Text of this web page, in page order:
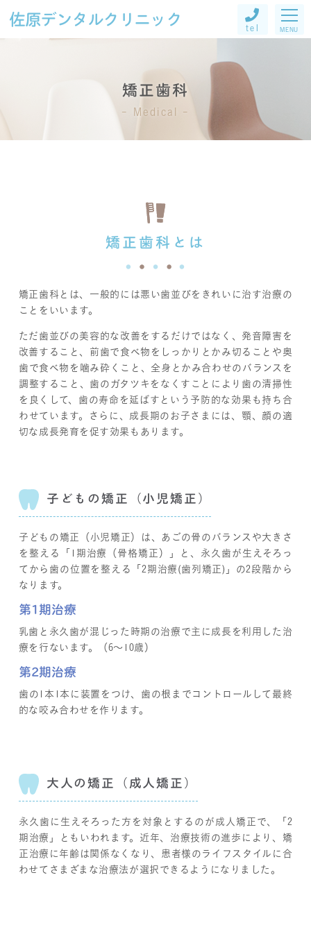
佐原デンタルクリニック
MENU
tel
矯正歯科
Medical
矯正歯科とは
矯正歯科とは、一般的には悪い歯並びをきれいに治す治療の
ことをいいます。
ただ歯並びの美容的な改善をするだけではなく、発音障害を
改善すること、前歯で食べ物をしっかりとかみ切ることや奥
歯で食べ物を噛み砕くこと、全身とかみ合わせのバランスを
調整すること、歯のガタツキをなくすことにより歯の清掃性
を良くして、歯の寿命を延ばすという予防的な効果も持ち合
わせています。さらに、成長期のお子さまには、顎、顔の適
切な成長発育を促す効果もあります。
子どもの矯正（小児矯正）
子どもの矯正（小児矯正）は、あごの骨のバランスや大きさ
を整える「1期治療（骨格矯正）」と、永久歯が生えそろっ
てから歯の位置を整える「2期治療(歯列矯正)」の2段階から
なります。
第1期治療
乳歯と永久歯が混じった時期の治療で主に成長を利用した治
療を行ないます。（6～10歳）
第2期治療
歯の1本1本に装置をつけ、歯の根までコントロールして最終
的な咬み合わせを作ります。
大人の矯正（成人矯正）
永久歯に生えそろった方を対象とするのが成人矯正で、「2
期治療」ともいわれます。近年、治療技術の進歩により、矯
正治療に年齢は関係なくなり、患者様のライフスタイルに合
わせてさまざまな治療法が選択できるようになりました。